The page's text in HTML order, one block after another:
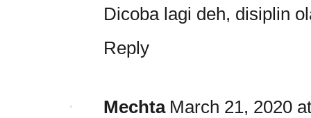
Dicoba lagi deh, disiplin
Reply
Mechta March 21, 2020